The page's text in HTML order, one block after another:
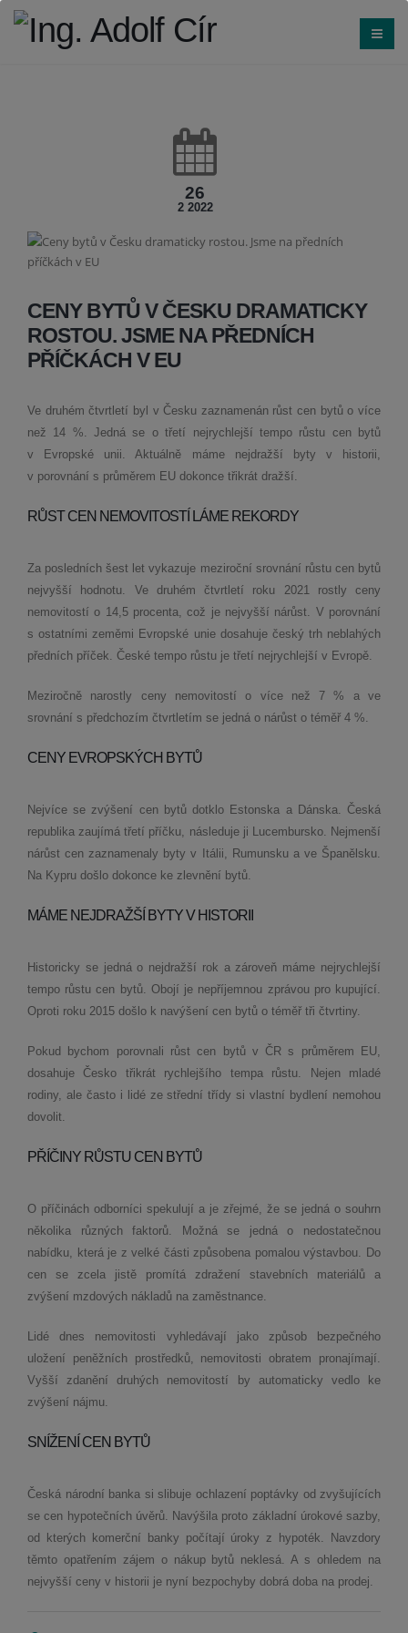
26
2 2022
CENY BYTŮ V ČESKU DRAMATICKY
ROSTOU. JSME NA PŘEDNÍCH
PŘÍČKÁCH V EU
Ve druhém čtvrtletí byl v Česku zaznamenán růst cen bytů o více
než 14 %. Jedná se o třetí nejrychlejší tempo růstu cen bytů
v Evropské unii. Aktuálně máme nejdražší byty v historii,
v porovnání s průměrem EU dokonce třikrát dražší.
RŮST CEN NEMOVITOSTÍ LÁME REKORDY
Za posledních šest let vykazuje meziroční srovnání růstu cen bytů
nejvyšší hodnotu. Ve druhém čtvrtletí roku 2021 rostly ceny
nemovitostí o 14,5 procenta, což je nejvyšší nárůst. V porovnání
s ostatními zeměmi Evropské unie dosahuje český trh neblahých
předních příček. České tempo růstu je třetí nejrychlejší v Evropě.
Meziročně narostly ceny nemovitostí o více než 7 % a ve
srovnání s předchozím čtvrtletím se jedná o nárůst o téměř 4 %.
CENY EVROPSKÝCH BYTŮ
Nejvíce se zvýšení cen bytů dotklo Estonska a Dánska. Česká
republika zaujímá třetí příčku, následuje ji Lucembursko. Nejmenší
nárůst cen zaznamenaly byty v Itálii, Rumunsku a ve Španělsku.
Na Kypru došlo dokonce ke zlevnění bytů.
MÁME NEJDRAŽŠÍ BYTY V HISTORII
Historicky se jedná o nejdražší rok a zároveň máme nejrychlejší
tempo růstu cen bytů. Obojí je nepříjemnou zprávou pro kupující.
Oproti roku 2015 došlo k navýšení cen bytů o téměř tři čtvrtiny.
Pokud bychom porovnali růst cen bytů v ČR s průměrem EU,
dosahuje Česko třikrát rychlejšího tempa růstu. Nejen mladé
rodiny, ale často i lidé ze střední třídy si vlastní bydlení nemohou
dovolit.
PŘÍČINY RŮSTU CEN BYTŮ
O příčinách odborníci spekulují a je zřejmé, že se jedná o souhrn
několika různých faktorů. Možná se jedná o nedostatečnou
nabídku, která je z velké části způsobena pomalou výstavbou. Do
cen se zcela jistě promítá zdražení stavebních materiálů a
zvýšení mzdových nákladů na zaměstnance.
Lidé dnes nemovitosti vyhledávají jako způsob bezpečného
uložení peněžních prostředků, nemovitosti obratem pronajímají.
Vyšší zdanění druhých nemovitostí by automaticky vedlo ke
zvýšení nájmu.
SNÍŽENÍ CEN BYTŮ
Česká národní banka si slibuje ochlazení poptávky od zvyšujících
se cen hypotečních úvěrů. Navýšila proto základní úrokové sazby,
od kterých komerční banky počítají úroky z hypoték. Navzdory
těmto opatřením zájem o nákup bytů neklesá. A s ohledem na
nejvyšší ceny v historii je nyní bezpochyby dobrá doba na prodej.